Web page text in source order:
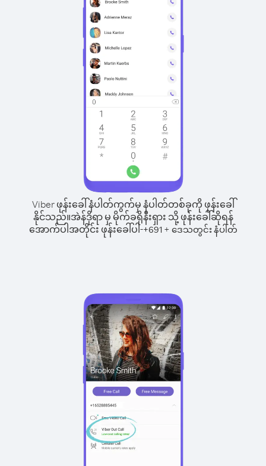
Viber ဖုန်းခေါ်နံပါတ်ကွက်မှ နံပါတ်တစ်ခုကို ဖုန်းခေါ်
နိုင်သည်။အဲန်ဒိုရာ မှ မိုက်ခရိုနီးရှား သို့ ဖုန်းခေါ်ဆိုရန်
အောက်ပါအတိုင်း ဖုန်းခေါ်ပါ-+691+ ဒေသတွင်း နံပါတ်